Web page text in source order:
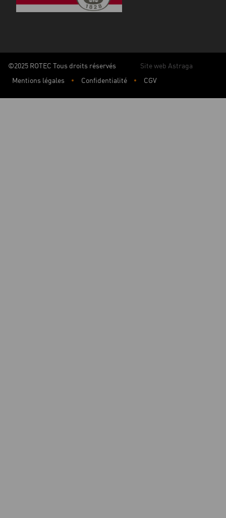
©2025 ROTEC Tous droits réservés
Site web Astraga
Mentions légales
Confidentialité CGV